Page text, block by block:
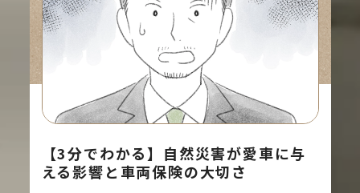
【3分でわかる】自然災害が愛車に与
える影響と車両保険の大切さ